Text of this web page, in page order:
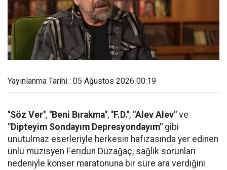
Yayınlanma Tarihi : 05 Ağustos 2026 00:19
''Söz Ver'', ''Beni Bırakma'', ''F.D.'', "Alev Alev" ve
"Dipteyim Sondayım Depresyondayım" gibi
unutulmaz eserleriyle herkesin hafızasında yer edinen
ünlü müzisyen Feridun Düzağaç, sağlık sorunları
nedeniyle konser maratonuna bir süre ara verdiğini